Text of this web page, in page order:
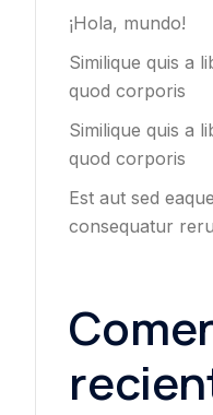
¡Hola, mundo!
Similique quis a
quod corporis
Similique quis a
quod corporis
Est aut sed eaque
consequatur